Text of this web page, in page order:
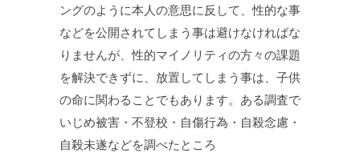
ングのように本人の意思に反して、性的な事
などを公開されてしまう事は避けなければな
りませんが、性的マイノリティの方々の課題
を解決できずに、放置してしまう事は、子供
の命に関わることでもあります。ある調査で
いじめ被害・不登校・自傷行為・自殺念慮・
自殺未遂などを調べたところ